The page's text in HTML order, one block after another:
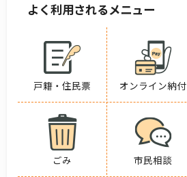
よく利用されるメニュー
戸籍・住民票 オンライン納付
ごみ 市民相談